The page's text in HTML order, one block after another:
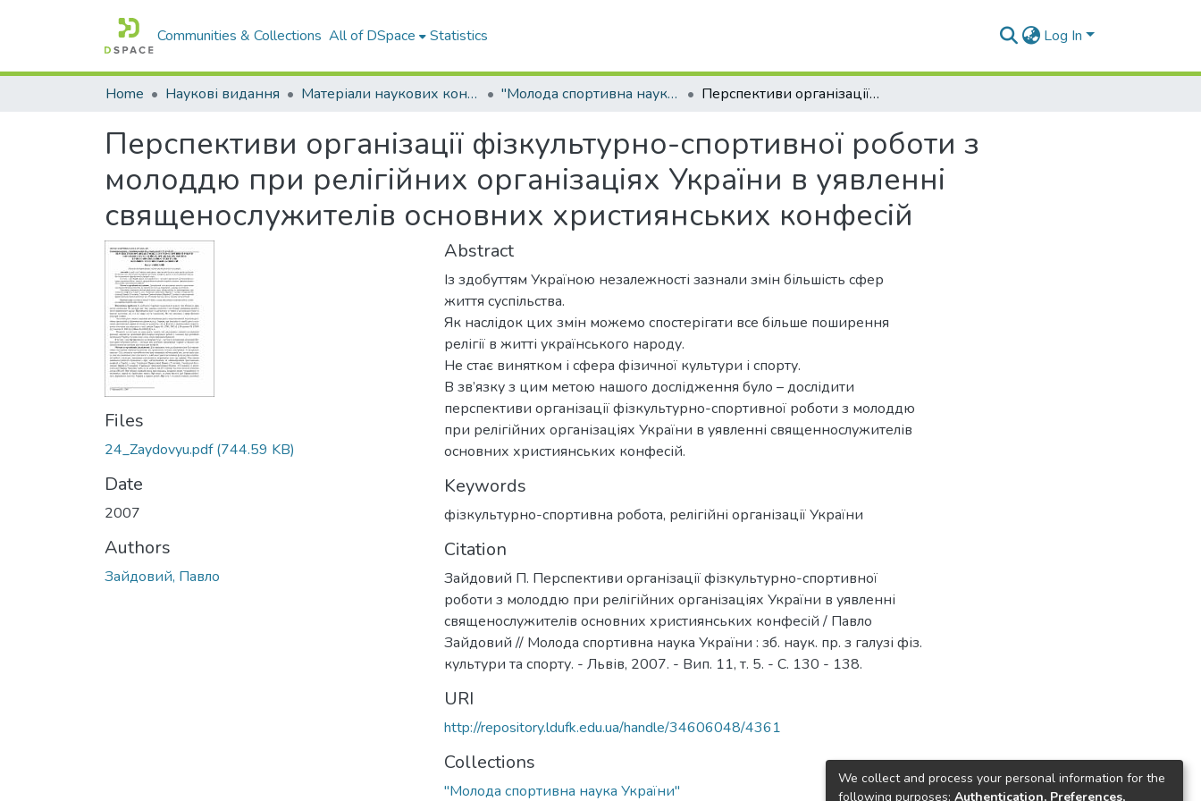
Communities & Collections All of DSpace Statistics Log In
Home Наукові видання Матеріали наукових конференцій "Молода спортивна наука України" Перспективи організації фізкультурно-спортивної роботи з молоддю при релігійних організаціях України в уявленні священослужителів основних християнських конфесій
Перспективи організації фізкультурно-спортивної роботи з
молоддю при релігійних організаціях України в уявленні
священослужителів основних християнських конфесій
Files
24_Zaydovyu.pdf(744.59 KB)
Date
2007
Authors
Зайдовий, Павло
Abstract
Із здобуттям Україною незалежності зазнали змін більшість сфер
життя суспільства.
Як наслідок цих змін можемо спостерігати все більше поширення
релігії в житті українського народу.
Не стає винятком і сфера фізичної культури і спорту.
В зв’язку з цим метою нашого дослідження було – дослідити
перспективи організації фізкультурно-спортивної роботи з молоддю
при релігійних організаціях України в уявленні священнослужителів
основних християнських конфесій.
Keywords
фізкультурно-спортивна робота, релігійні організації України
Citation
Зайдовий П. Перспективи організації фізкультурно-спортивної
роботи з молоддю при релігійних організаціях України в уявленні
священослужителів основних християнських конфесій / Павло
Зайдовий // Молода спортивна наука України : зб. наук. пр. з галузі фіз.
культури та спорту. - Львів, 2007. - Вип. 11, т. 5. - С. 130 - 138.
URI
http://repository.ldufk.edu.ua/handle/34606048/4361
Collections
"Молода спортивна наука України"
We collect and process your personal information for the
following purposes: Authentication, Preferences,